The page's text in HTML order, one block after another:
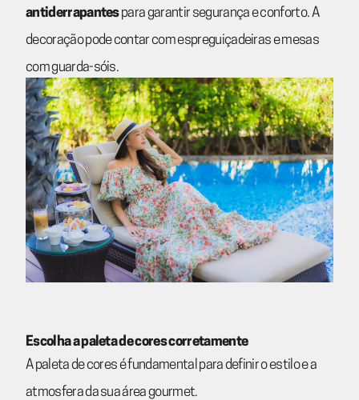
antiderrapantespara garantir segurança e conforto. A
decoração pode contar com espreguiçadeiras e mesas
com guarda-sóis.
Escolha a paleta de cores corretamente
A paleta de cores é fundamental para definir o estilo e a
atmosfera da sua área gourmet.